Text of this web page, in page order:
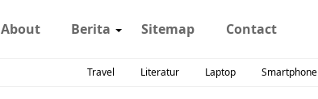
About Berita Sitemap Contact
Travel Literatur Laptop Smartphone